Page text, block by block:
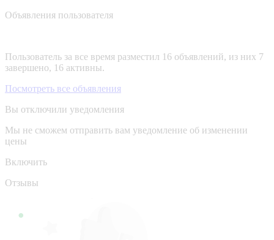
Объявления пользователя
Пользователь за все время разместил 16 объявлений, из них 7
завершено, 16 активны.
Посмотреть все объявления
Вы отключили уведомления
Мы не сможем отправить вам уведомление об изменении
цены
Включить
Отзывы